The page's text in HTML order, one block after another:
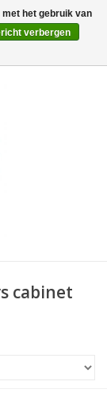
0 Artikelen - €0,00
cabinet
het gebruik van
verbergen